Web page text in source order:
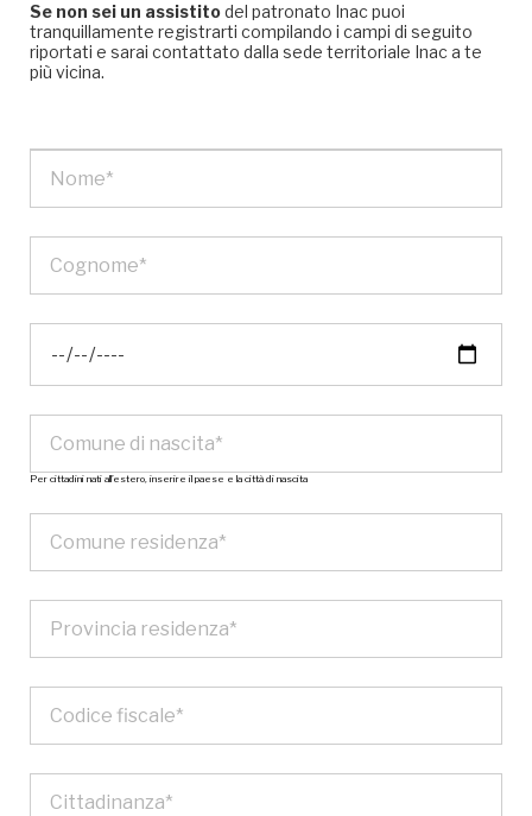
Se non sei un assistitodel patronato Inac puoi
tranquillamente registrarti compilando i campi di seguito
riportati e sarai contattato dalla sede territoriale Inac a te
più vicina.
Per cittadini nati all’estero, inserire il paese e la città di nascita